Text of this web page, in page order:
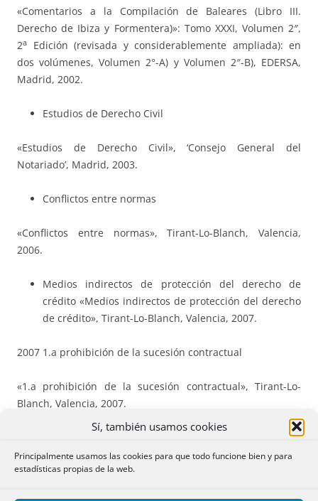
Sí, también usamos cookies
Principalmente usamos las cookies para que todo funcione bien y para
estadísticas propias de la web.
«Comentarios a la Compilación de Baleares (Libro III.
Derecho de Ibiza y Formentera)»: Tomo XXXI, Volumen 2″,
2a
Edición (revisada y considerablemente ampliada): en
dos volúmenes, Volumen 2°-A) y Volumen 2″-B), EDERSA,
Madrid, 2002.
Estudios de Derecho Civil
«Estudios de Derecho Civil», ‘Consejo General del
Notariado’, Madrid, 2003.
Conflictos entre normas
«Conflictos entre normas», Tirant-Lo-Blanch, Valencia,
2006.
Medios indirectos de protección del derecho de
crédito «Medios indirectos de protección del derecho
de crédito», Tirant-Lo-Blanch, Valencia, 2007.
2007 1.a prohibición de la sucesión contractual
«1.a prohibición de la sucesión contractual», Tirant-Lo-
Blanch, Valencia, 2007.
«Pactos sucesorios (Del porqué de su prohibición y su